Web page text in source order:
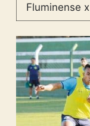
Fluminense